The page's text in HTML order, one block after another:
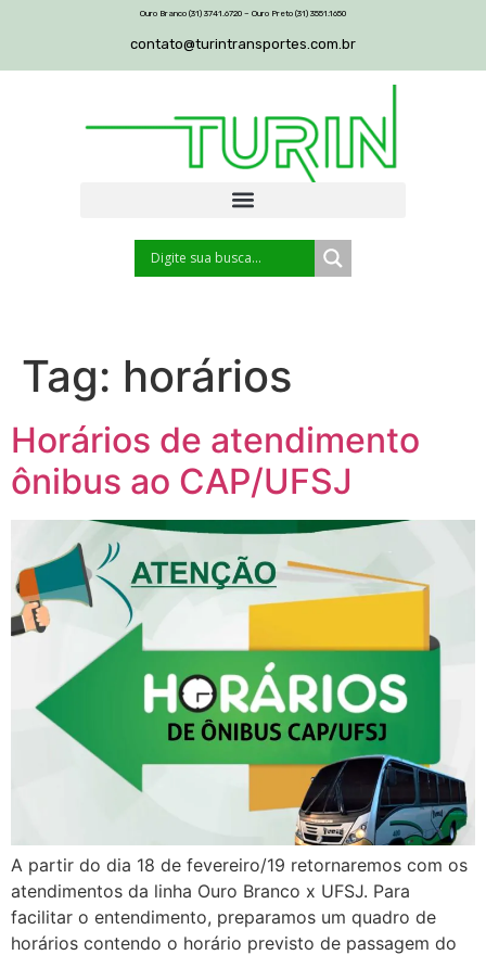
Ouro Branco (31) 3741.6720 – Ouro Preto (31) 3551.1650
contato@turintransportes.com.br
Tag: horários
Horários de atendimento
ônibus ao CAP/UFSJ
A partir do dia 18 de fevereiro/19 retornaremos com os
atendimentos da linha Ouro Branco x UFSJ. Para
facilitar o entendimento, preparamos um quadro de
horários contendo o horário previsto de passagem do